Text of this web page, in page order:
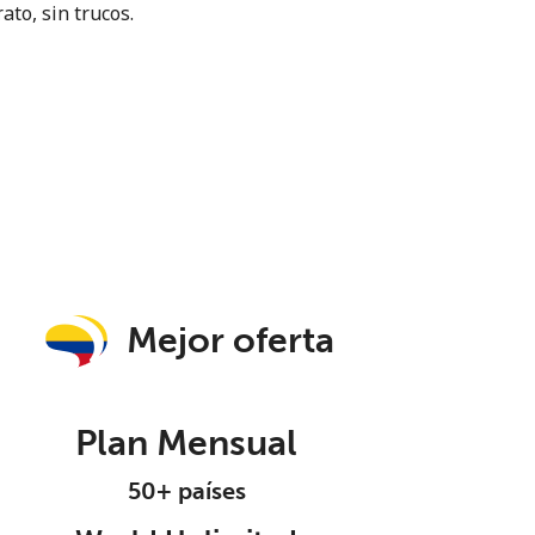
sin trucos.
Mejor oferta
Plan Mensual
50+ países